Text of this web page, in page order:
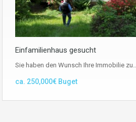
Einfamilienhaus gesucht
Sie haben den Wunsch Ihre Immobilie zu…
ca. 250,000€ Buget